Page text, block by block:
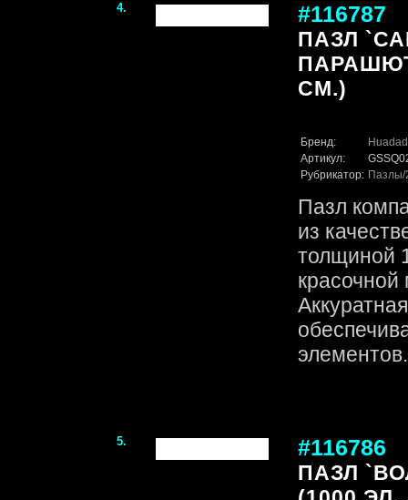
4. #116787
ПАЗЛ
СМ.)
Бренд:
Артикул:
Рубрикатор: Пазлы/
Пазл
из
толщиной
красочной
5. #116786
ПАЗЛ